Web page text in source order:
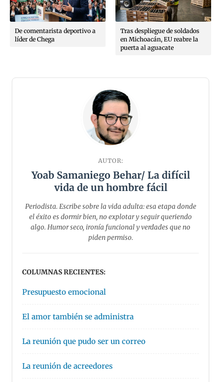
deportivo a
Tras despliegue de soldados
en Michoacán, EU reabre la
puerta al aguacate
Juez manda
penal de
AUTOR:
Yoab Samaniego Behar/ La difícil
vida de un hombre fácil
Periodista. Escribe sobre la vida adulta: esa etapa donde
el éxito es dormir bien, no explotar y seguir queriendo
algo. Humor seco, ironía funcional y verdades que no
piden permiso.
COLUMNAS RECIENTES:
Presupuesto emocional
El amor también se administra
La reunión que pudo ser un correo
La reunión de acreedores